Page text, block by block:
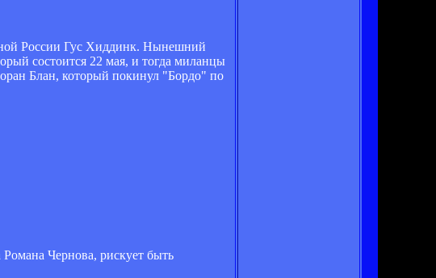
России Гус Хиддинк. Нынешний
состоится 22 мая, и тогда миланцы
Блан, который покинул "Бордо" по
Чернова, рискует быть